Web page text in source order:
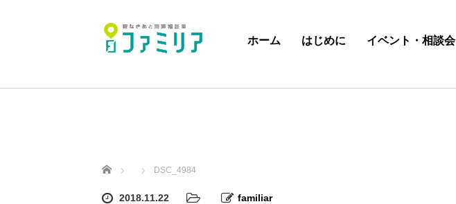
ホーム はじめに イベント・相談会
ホーム DSC_4984
2018.11.22 familiar